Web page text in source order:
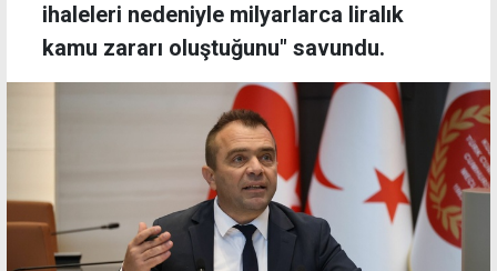
ihaleleri nedeniyle milyarlarca liralık
kamu zararı oluştuğunu" savundu.